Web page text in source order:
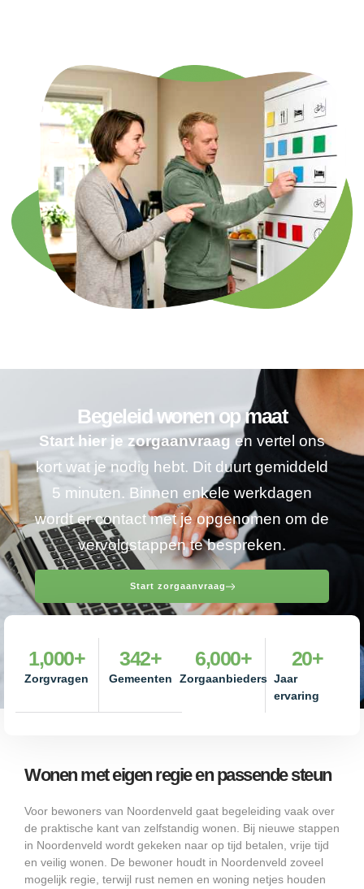
Begeleid wonen op maat
Start hier je zorgaanvraagen vertel ons
kort wat je nodig hebt. Dit duurt gemiddeld
5 minuten. Binnen enkele werkdagen
wordt er contact met je opgenomen om de
vervolgstappen te bespreken.
Start zorgaanvraag
Zorgvragen
1,000+
Gemeenten
342+
Zorgaanbieders
6,000+
Jaar
ervaring
20+
Wonen met eigen regie en passende steun
Voor bewoners van Noordenveld gaat begeleiding vaak over
de praktische kant van zelfstandig wonen. Bij nieuwe stappen
in Noordenveld wordt gekeken naar op tijd betalen, vrije tijd
en veilig wonen. De bewoner houdt in Noordenveld zoveel
mogelijk regie, terwijl rust nemen en woning netjes houden